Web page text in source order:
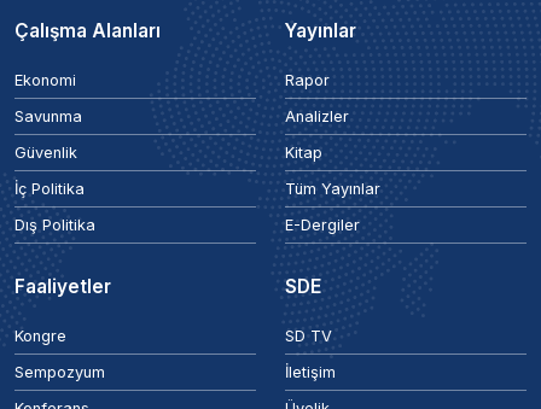
Çalışma Alanları
Ekonomi
Savunma
Güvenlik
İç Politika
Dış Politika
Yayınlar
Rapor
Analizler
Kitap
Tüm Yayınlar
E-Dergiler
Faaliyetler
Kongre
Sempozyum
SDE
SD TV
İletişim